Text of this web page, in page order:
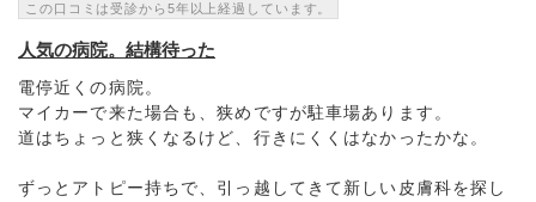
この口コミは受診から5年以上経過しています。
人気の病院。結構待った
電停近くの病院。
マイカーで来た場合も、狭めですが駐車場あります。
道はちょっと狭くなるけど、行きにくくはなかったかな。
ずっとアトピー持ちで、引っ越してきて新しい皮膚科を探し